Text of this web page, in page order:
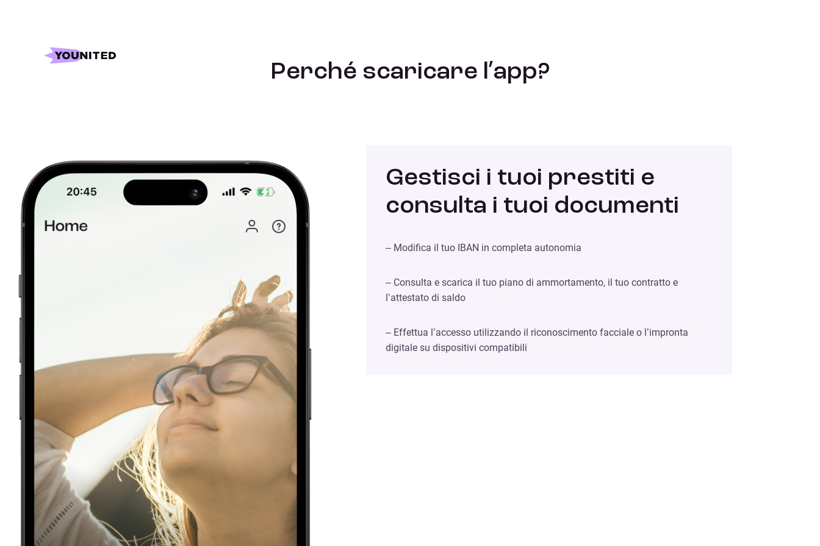
Perché scaricare l’app?
Gestisci i tuoi prestiti e
consulta i tuoi documenti
– Modifica il tuo IBAN in completa autonomia
– Consulta e scarica il tuo piano di ammortamento, il tuo contratto e
l’attestato di saldo
– Effettua l’accesso utilizzando il riconoscimento facciale o l’impronta
digitale su dispositivi compatibili